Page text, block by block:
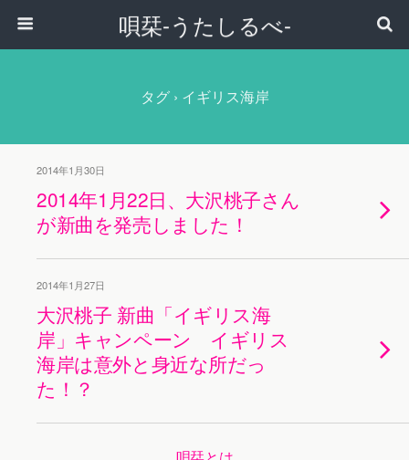
唄栞-うたしるべ-
タグ › イギリス海岸
2014年1月30日
2014年1月22日、大沢桃子さん
が新曲を発売しました！
2014年1月27日
大沢桃子 新曲「イギリス海
岸」キャンペーン イギリス
海岸は意外と身近な所だっ
た！？